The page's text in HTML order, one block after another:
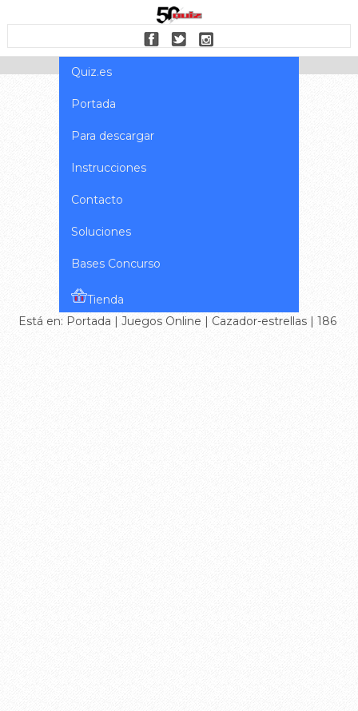
Quiz.es
Portada
Para descargar
Instrucciones
Contacto
Soluciones
Bases Concurso
Tienda
Está en: Portada | Juegos Online | Cazador-estrellas| 186